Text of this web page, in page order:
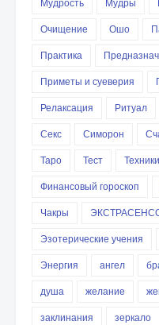
Мудрость
Мудры
Очищение
Ошо
Практика
Приметы и суеверия
Релаксация
Ритуал
Секс
Симорон
Таро
Тест Техники
Финансовый гороскоп
Чакры
Эзотерические учения
Энергия
ангел
душа
желание
заклинания
зеркало